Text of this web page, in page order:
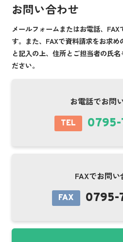
お問い合わせ
メールフォームまたはお電話、
す。また、FAXで資料請求をお求め
と記入の上、住所とご担当者の氏
ださい。
お電話でお問
TEL 0795-
FAXでお問い
FAX 0795-